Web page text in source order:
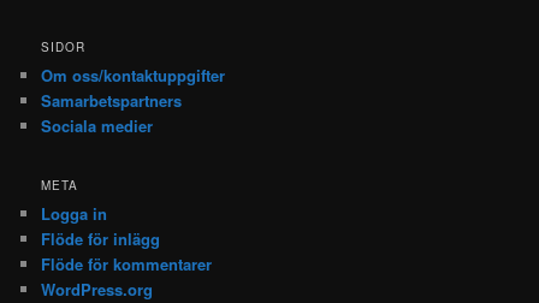
SIDOR
Om oss/kontaktuppgifter
Samarbetspartners
Sociala medier
META
Logga in
Flöde för inlägg
Flöde för kommentarer
WordPress.org